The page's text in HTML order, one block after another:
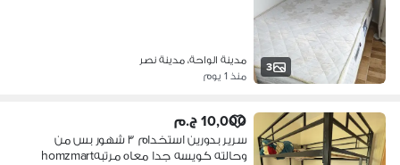
3
مدينة الواحة، مدينة نصر
منذ 1 يوم
10,000 ج.م
سرير بدورين استخدام ٣ شهور بس من
وحالته كويسه جدا معاه مرتبهhomzmart